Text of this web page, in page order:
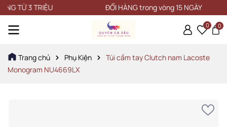
TỪ 3 TRIỆU ĐỔI HÀNG trong vòng 15 NGÀY
0 0
Trang chủ Phụ Kiện
Túi cầm tay Clutch nam Lacoste
Monogram NU4669LX